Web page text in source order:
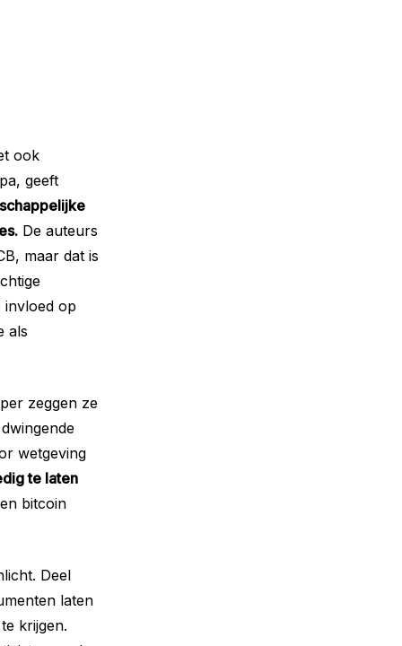
ook
geeft
De auteurs
maar dat is
invloed op
als
zeggen ze
wetgeving
te laten
bitcoin
Deel
laten
krijgen.